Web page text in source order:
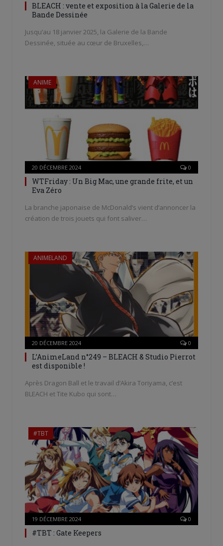
BLEACH : vente et exposition à la Galerie de la
Bande Dessinée
Jusqu’au 18 janvier 2025, la Galerie de la Bande
Dessinée, située au cœur de Bruxelles,…
ANIME
20 DÉCEMBRE 2024 0
WTFriday : Un Big Mac, une grande frite, et un
Eva Zéro
La branche japonaise de McDonald’s vient d’annoncer la
création de trois jouets qui font saliver…
ANIMELAND
20 DÉCEMBRE 2024 0
L’AnimeLand n°249 – BLEACH & Studio Pierrot
est disponible !
Après Dragon Ball et le travail d’Akira Toriyama, c’est
BLEACH et Tite Kubo qui sont…
#TBT
19 DÉCEMBRE 2024 0
#TBT : Gate Keepers